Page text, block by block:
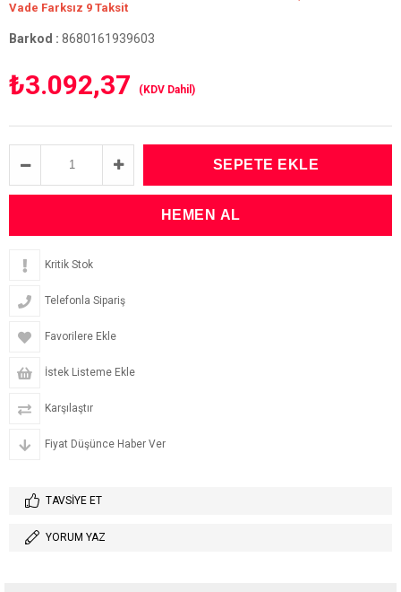
Vade Farksız 9 Taksit
Barkod : 8680161939603
₺3.092,37 (KDV Dahil)
Kritik Stok
Telefonla Sipariş
Favorilere Ekle
İstek Listeme Ekle
Karşılaştır
Fiyat Düşünce Haber Ver
TAVSIYE ET
YORUM YAZ